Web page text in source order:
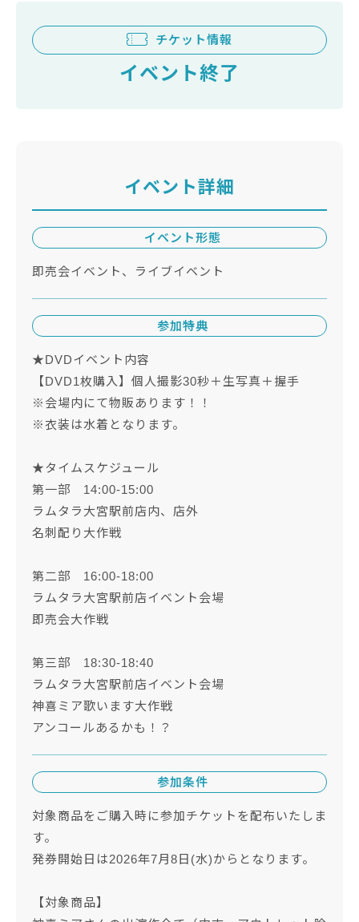
チケット情報
イベント終了
イベント詳細
イベント形態
即売会イベント、ライブイベント
参加特典
★DVDイベント内容
【DVD1枚購入】個人撮影30秒＋生写真＋握手
※会場内にて物販あります！！
※衣装は水着となります。
★タイムスケジュール
第一部 14:00‐15:00
ラムタラ大宮駅前店内、店外
名刺配り大作戦
第二部 16:00‐18:00
ラムタラ大宮駅前店イベント会場
即売会大作戦
第三部 18:30‐18:40
ラムタラ大宮駅前店イベント会場
神喜ミア歌います大作戦
アンコールあるかも！？
参加条件
対象商品をご購入時に参加チケットを配布いたしま
す。
発券開始日は2026年7月8日(水)からとなります。
【対象商品】